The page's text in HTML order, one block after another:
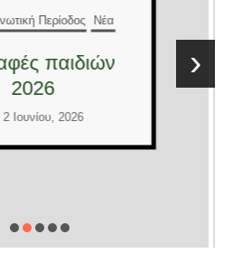
Έλληνες και
Διεθνείς εθελοντές›